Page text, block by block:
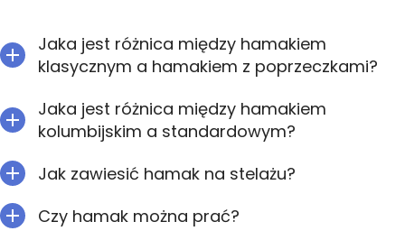
Jaka jest różnica między hamakiem
klasycznym a hamakiem z poprzeczkami?
Jaka jest różnica między hamakiem
kolumbijskim a standardowym?
Jak zawiesić hamak na stelażu?
Czy hamak można prać?